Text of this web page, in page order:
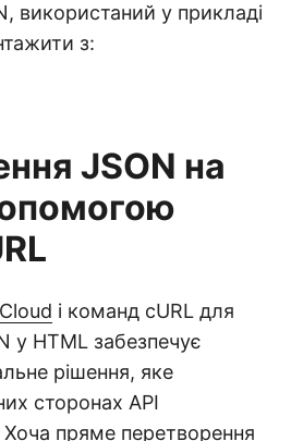
використаний у прикладі
з:
JSON на
і команд cURL для
у HTML забезпечує
рішення, яке
сторонах API
пряме перетворення